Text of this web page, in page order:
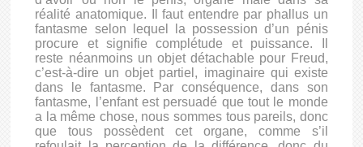
réalité anatomique. Il faut entendre par phallus un
fantasme selon lequel la possession d’un pénis
procure et signifie complétude et puissance. Il
reste néanmoins un objet détachable pour Freud,
c’est-à-dire un objet partiel, imaginaire qui existe
dans le fantasme. Par conséquence, dans son
fantasme, l’enfant est persuadé que tout le monde
a la même chose, nous sommes tous pareils, donc
que tous possèdent cet organe, comme s’il